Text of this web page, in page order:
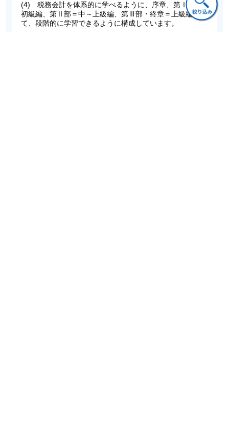
(4) 税務会計を体系的に学べるように、序章、第Ⅰ部＝
初級編、第Ⅱ部＝中～上級編、第Ⅲ部・終章＝上級編とし
て、段階的に学習できるように構成しています。